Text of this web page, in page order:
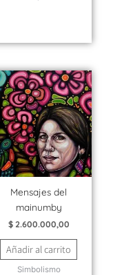
Mensajes del
mainumby
$2.600.000,00
Añadir al carrito
Simbolismo